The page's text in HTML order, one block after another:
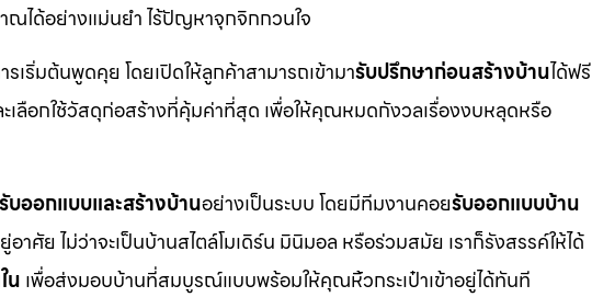
ณได้อย่างแม่นยำ ไร้ปัญหาจุกจิกกวนใจ
เริ่มต้นพูดคุย โดยเปิดให้ลูกค้าสามารถเข้ามารับปรึกษาก่อนสร้างบ้านได้ฟรี
เลือกใช้วัสดุก่อสร้างที่คุ้มค่าที่สุด เพื่อให้คุณหมดกังวลเรื่องงบหลุดหรือ
รับออกแบบและสร้างบ้านอย่างเป็นระบบ โดยมีทีมงานคอยรับออกแบบบ้าน
ศัย ไม่ว่าจะเป็นบ้านสไตล์โมเดิร์น มินิมอล หรือร่วมสมัย เราก็รังสรรค์ให้ได้
น เพื่อส่งมอบบ้านที่สมบูรณ์แบบพร้อมให้คุณหิ้วกระเป๋าเข้าอยู่ได้ทันที